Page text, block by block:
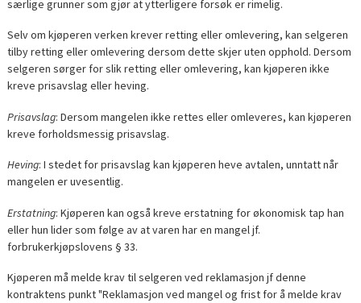
særlige grunner som gjør at ytterligere forsøk er rimelig.
Selv om kjøperen verken krever retting eller omlevering, kan selgeren
tilby retting eller omlevering dersom dette skjer uten opphold. Dersom
selgeren sørger for slik retting eller omlevering, kan kjøperen ikke
kreve prisavslag eller heving.
Prisavslag: Dersom mangelen ikke rettes eller omleveres, kan kjøperen
kreve forholdsmessig prisavslag.
Heving: I stedet for prisavslag kan kjøperen heve avtalen, unntatt når
mangelen er uvesentlig.
Erstatning: Kjøperen kan også kreve erstatning for økonomisk tap han
eller hun lider som følge av at varen har en mangel jf.
forbrukerkjøpslovens § 33.
Kjøperen må melde krav til selgeren ved reklamasjon jf denne
kontraktens punkt "Reklamasjon ved mangel og frist for å melde krav